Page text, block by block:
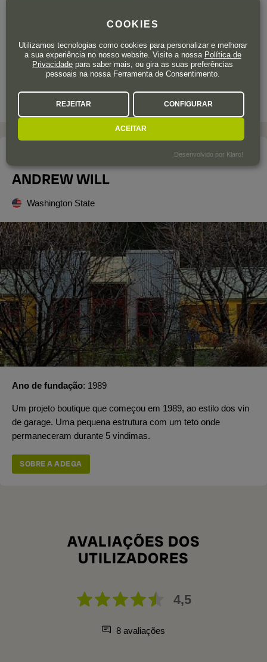
Garrafa 75 cl.| 158,53 € / Litro
ANDREW WILL
Washington State
Ano de fundação 1989
Um projeto boutique que começou em 1989, ao estilo dos vin
de garage. Uma pequena estrutura com um teto onde
permaneceram durante 5 vindimas.
SOBRE A ADEGA
AVALIAÇÕES DOS
UTILIZADORES
4,5
8 avaliações
COOKIES
Utilizamos tecnologias como cookies para personalizar e melhorar
a sua experiência no nosso website. Visite a nossa Política de
Privacidade para saber mais, ou gira as suas preferências
pessoais na nossa Ferramenta de Consentimento.
REJEITAR CONFIGURAR
ACEITAR
Desenvolvido por Klaro!